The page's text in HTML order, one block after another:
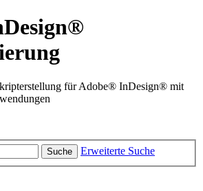
für Adobe® InDesign® mit
Suche Erweiterte Suche